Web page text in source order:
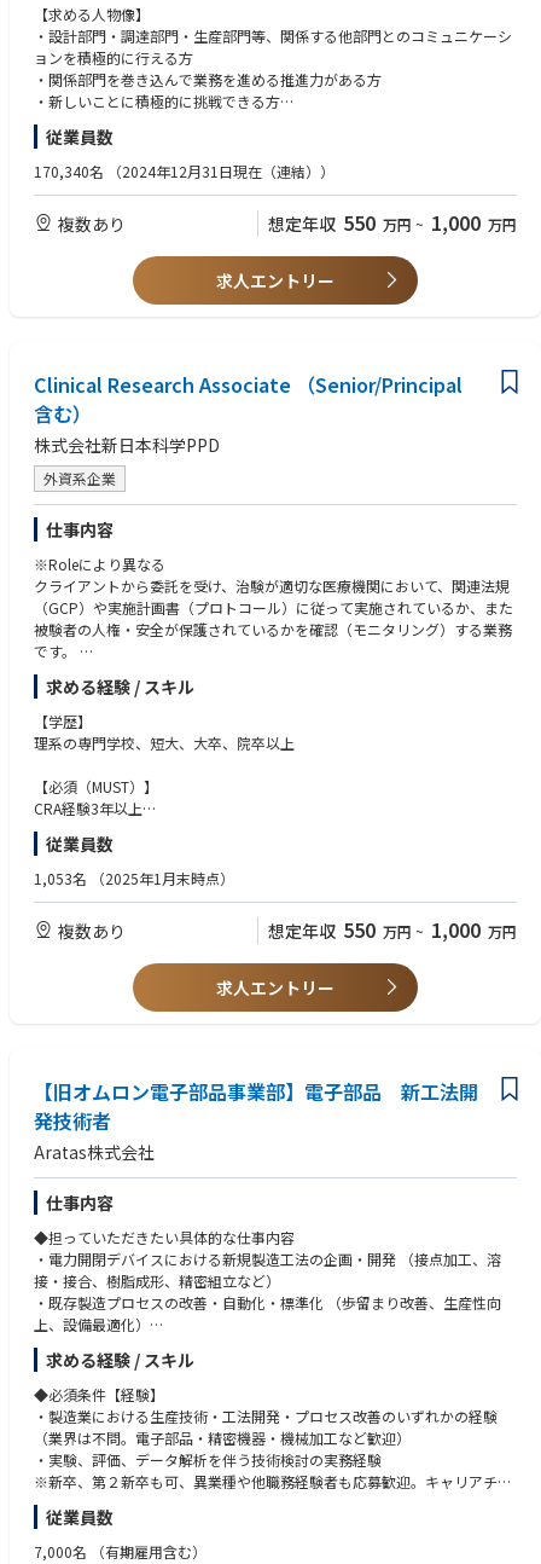
■事業本部内への環境法規制関連情報・トレンド共有
世界中で関心が高まっている環境関連に対する法規制情報や世の中のトレ
ンドを事業本部内にタイムリーに提供し、法規制施行に合わせて遅滞なく
対応するための下地づくりを日ごろから行うとともに、開発部門のエンジ
■チーム体制
同じ課内の製品環境アセスメントチームや製品環境企画チームおよび調達
部門・開発部門・生産部門・海外販社等、他部門のチームと連携・役割分
担しながら環境法規制対応業務を行います。
■キャリアイメージ
入社から当面は今回募集業務の実務を担当しながら医療用画像診断装置の
他チームとのローテーション、開発部門等他部門への兼務またはローテー
ションを経験してキャリアを積んで頂きます。
以降は工業会活動などの対外活動への関与や、マーケティング部門と連携
した環境性能アピール等の企画関連業務を行って頂く可能性もあります。
【求める人物像】
・設計部門・調達部門・生産部門等、関係する他部門とのコミュニケーシ
ョンを積極的に行える方
・関係部門を巻き込んで業務を進める推進力がある方
・新しいことに積極的に挑戦できる方
・将来的にプロジェクトリーダーやチームリーダーとして活躍したい方
【必須経験】
・環境管理に関する経験
・社内調整経験
・企画書・報告書の作成経験
・部門横断活動事務局
TOEIC700点程度の英語力
従業員数
170,340名 （2024年12月31日現在（連結））
複数あり 想定年収 550 万円 ~ 1,000 万円
求人エントリー
Clinical Research Associate （Senior/Principal
含む）
株式会社新日本科学PPD
外資系企業
仕事内容
※Roleにより異なる
クライアントから委託を受け、治験が適切な医療機関において、関連法規
（GCP）や実施計画書（プロトコール）に従って実施されているか、また
被験者の人権・安全が保護されているかを確認（モニタリング）する業務
です。
- 治験を実施する医療機関と担当医の選定
- 各施設における治験手続き業務（初回・変更・終了）全般
- エントリー進捗および症例スクリーニング状況の確認等の症例管理
補助（クエリ対応等）
- モニタリングプランに基づいたサイトマネジメントコール
- システム関連のセットアップ
- 治験スケジュールや契約内容の確認、医療機関のスタッフへの説明会の
実施
- 治験の進捗管理： 症例数の進捗管理、症例報告書の回収・点検、症例報
告書と資料との照合
- モニタリング報告書の作成
- 治験終了手続き、確認作業
を提供​するモデルです。以下3つのロールに分かれており、複数施設をチ
ーム（ユニット）で担当することでフレキシブルに業務を分担し担当しま
す。
- Remote CRA：Site Managementの責任者(施設の主担当）、CTMとのメ
インコンタクト先
- On-site CRA：Remote CRAのリクエストに応じて施設訪問等、医療機関
で実施する業務を担当
- Assistant CRA：Remote CRAの管理下でSite Managementの各タスクを実
施
求める経験 / スキル
【学歴】
理系の専門学校、短大、大卒、院卒以上
【必須（MUST）】
CRA経験3年以上
製薬メーカーやCROにおける企業治験の施設選定から終了手続きまでの一
貫したモニタリング経験
Lead CRA経験 もしくは 後輩育成の経験がある方
コミニュケーションスキル、ネゴシエーションスキル、コーディネーショ
ンスキル
理系の専門学校、短大、大卒、院卒以上
【歓迎（WANT）】
従業員数
1,053名 （2025年1月末時点）
複数あり 想定年収 550 万円 ~ 1,000 万円
求人エントリー
【旧オムロン電子部品事業部】電子部品 新工法開
発技術者
Aratas株式会社
仕事内容
◆担っていただきたい具体的な仕事内容
・電力開閉デバイスにおける新規製造工法の企画・開発 （接点加工、溶
接・接合、樹脂成形、精密組立など）
・既存製造プロセスの改善・自動化・標準化 （歩留まり改善、生産性向
上、設備最適化）
・新規工法の試作評価および量産導入支援
・国内外工場との連携によるグローバル生産技術展開
・工法開発に必要な実験計画立案、データ解析、品質評価
◆具体的な仕事内容に対しての期待する成果
・新規工法の確立による製品性能・信頼性の向上
・生産プロセスの改善による歩留まり向上・コスト低減
・技術標準化・ノウハウ蓄積によるグローバル工場の生産安定化
・データに基づく課題解決と、再現性の高い技術仕様の構築
求める経験 / スキル
◆必須条件【経験】
・製造業における生産技術・工法開発・プロセス改善のいずれかの経験
（業界は不問。電子部品・精密機器・機械加工など歓迎）
・実験、評価、データ解析を伴う技術検討の実務経験
※新卒、第２新卒も可、異業種や他職務経験者も応募歓迎。キャリアチェ
ンジしたい方も歓迎。その場合、職務経験で判断。
◆必須条件【スキル】
従業員数
7,000名 （有期雇用含む）